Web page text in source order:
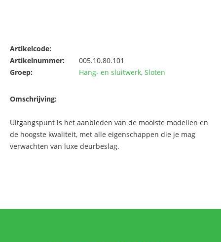
Artikelcode:
Artikelnummer:
005.10.80.101
Groep:
Hang- en sluitwerk, Sloten
Omschrijving:
Uitgangspunt is het aanbieden van de mooiste modellen en
de hoogste kwaliteit, met alle eigenschappen die je mag
verwachten van luxe deurbeslag.